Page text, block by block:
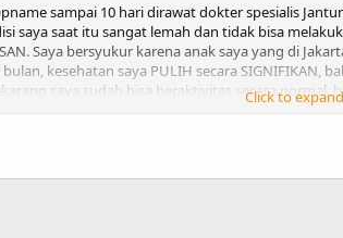
sampai 10 hari dirawat dokter spesialis
saya saat itu sangat lemah dan tidak bisa
Saya bersyukur karena anak saya yang di
kesehatan saya PULIH secara SIGNIFIKAN,
saya sudah bisa beraktivitas secara
merasakan manfaatnya setelah rutin minum Air
Click to